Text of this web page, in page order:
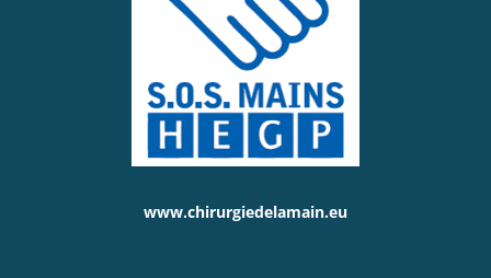
www.chirurgiedelamain.eu